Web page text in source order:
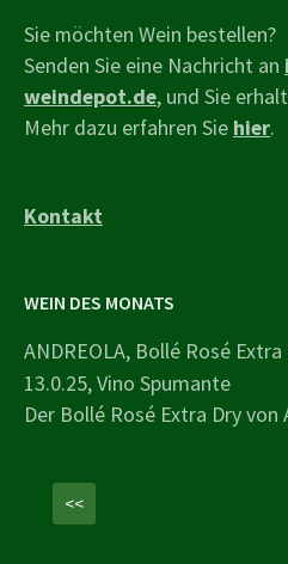
Sie möchten Wein bestellen?
Senden Sie eine Nachricht an
weindepot.de, und Sie
Mehr dazu erfahren Sie hier.
Kontakt
WEIN DES MONATS
ANDREOLA, Bollé Rosé
13.0.25, Vino Spumante
Der Bollé Rosé Extra Dry von
<<